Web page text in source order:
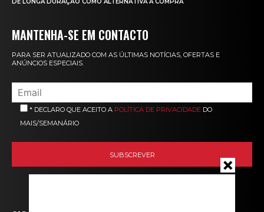
DE LONGA DURAÇÃO COMO ALTERNATIVA À COMPRA
MANTENHA-SE EM CONTACTO
PARA SER ATUALIZADO COM AS ÚLTIMAS NOTÍCIAS, OFERTAS E
ANÚNCIOS ESPECIAIS.
* DECLARO QUE ACEITO A POLÍTICA DE PRIVACIDADE DO
MAIS/SEMANÁRIO